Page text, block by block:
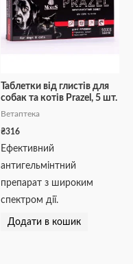
Таблетки від глистів для
собак та котів Prazel, 5 шт.
Ветаптека
₴316
Ефективний
антигельмінтний
препарат з широким
спектром дії.
Додати в кошик